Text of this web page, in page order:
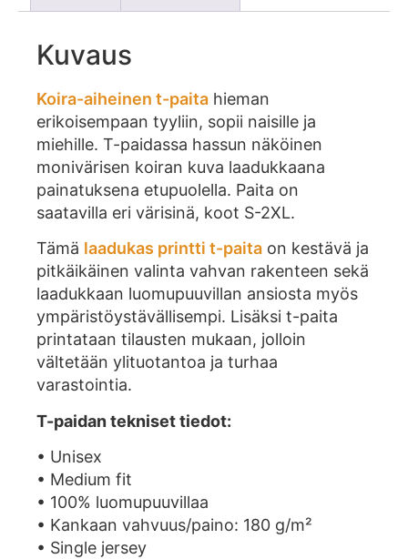
Kuvaus
Koira-aiheinen t-paita hieman
erikoisempaan tyyliin, sopii naisille ja
miehille. T-paidassa hassun näköinen
monivärisen koiran kuva laadukkaana
painatuksena etupuolella. Paita on
saatavilla eri värisinä, koot S-2XL.
Tämä laadukas printti t-paita on kestävä ja
pitkäikäinen valinta vahvan rakenteen sekä
laadukkaan luomupuuvillan ansiosta myös
ympäristöystävällisempi. Lisäksi t-paita
printataan tilausten mukaan, jolloin
vältetään ylituotantoa ja turhaa
varastointia.
T-paidan tekniset tiedot:
• Unisex
• Medium fit
• 100% luomupuuvillaa
• Kankaan vahvuus/paino: 180 g/m²
• Single jersey